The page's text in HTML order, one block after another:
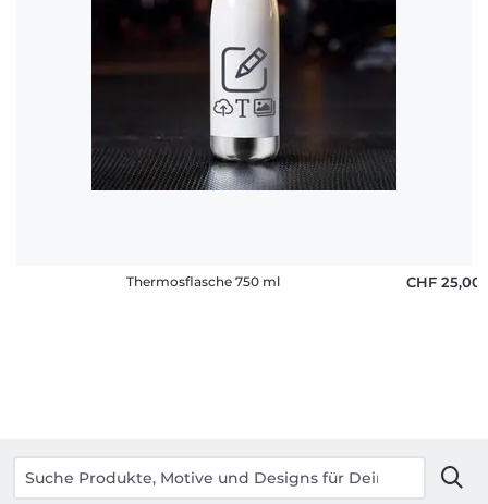
Thermosflasche 750 ml CHF 25,00